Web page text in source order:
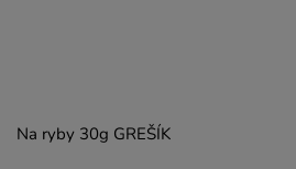
Na ryby 30g GREŠÍK